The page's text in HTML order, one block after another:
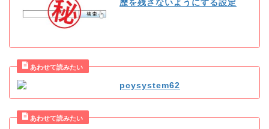
歴を残さないようにする設定
pcysystem62